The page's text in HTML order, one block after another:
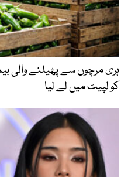
کو لپیٹ میں لے لیا